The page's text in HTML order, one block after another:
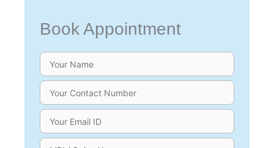
Book Appointment